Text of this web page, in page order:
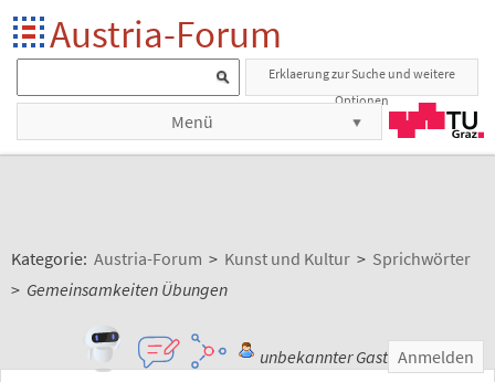
Austria-Forum
Erklaerung zur Suche und weitere
Optionen
Menü
Kategorie: Austria-Forum > Kunst und Kultur > Sprichwörter
> Gemeinsamkeiten Übungen
unbekannter Gast Anmelden